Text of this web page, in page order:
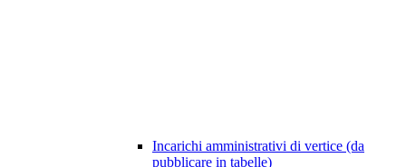
Incarichi amministrativi di vertice (da
pubblicare in tabelle)